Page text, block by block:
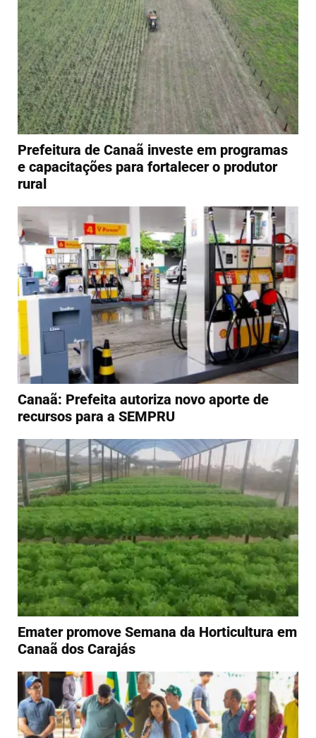
Prefeitura de Canaã investe em programas
e capacitações para fortalecer o produtor
rural
Canaã: Prefeita autoriza novo aporte de
recursos para a SEMPRU
Emater promove Semana da Horticultura em
Canaã dos Carajás